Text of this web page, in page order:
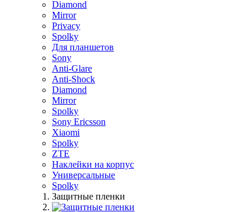
Diamond
Mirror
Privacy
Spolky
Для планшетов
Sony
Anti-Glare
Anti-Shock
Diamond
Mirror
Spolky
Sony Ericsson
Xiaomi
Spolky
ZTE
Наклейки на корпус
Универсальные
Spolky
Защитные пленки